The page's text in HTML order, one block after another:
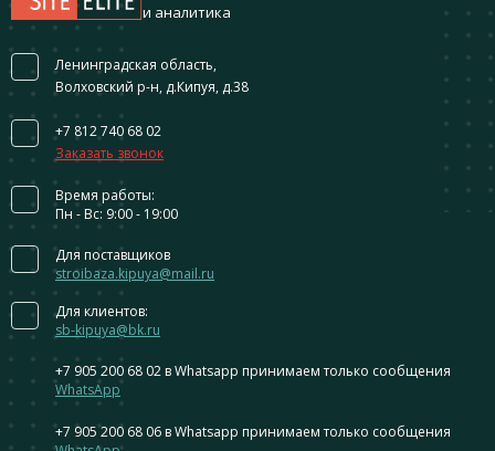
и аналитика
Ленинградская область,
Волховский р-н, д.Кипуя, д.38
+7 812 740 68 02
Заказать звонок
Время работы:
Пн - Вс: 9:00 - 19:00
Для поставщиков
stroibaza.kipuya@mail.ru
Для клиентов:
sb-kipuya@bk.ru
+7 905 200 68 02 в Whatsapp принимаем только сообщения
WhatsApp
+7 905 200 68 06 в Whatsapp принимаем только сообщения